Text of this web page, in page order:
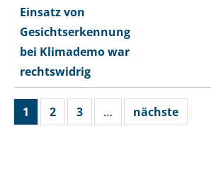
Einsatz von
Gesichtserkennung
bei Klimademo war
rechtswidrig
1 2 3 … nächste